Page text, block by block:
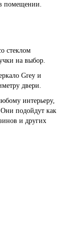
помещении.
стеклом
на выбор.
Grey и
двери.
интерьеру,
Они подойдут как
и других